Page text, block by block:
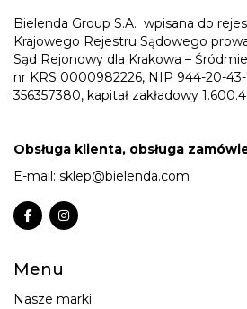
Bielenda Group S.A. wpisana do
Krajowego Rejestru Sądowego
Sąd Rejonowy dla Krakowa –
nr KRS 0000982226, NIP 944-20-
356357380, kapitał zakładowy
Obsługa klienta, obsługa
E-mail: sklep@bielenda.com
Menu
Nasze marki